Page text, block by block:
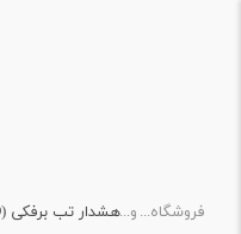
فروشگاه اینترنتی ماکیان دام پارس وبلاگهشدار تب برفکی (FMD) ; راهکار ساده برای محافظت از دام